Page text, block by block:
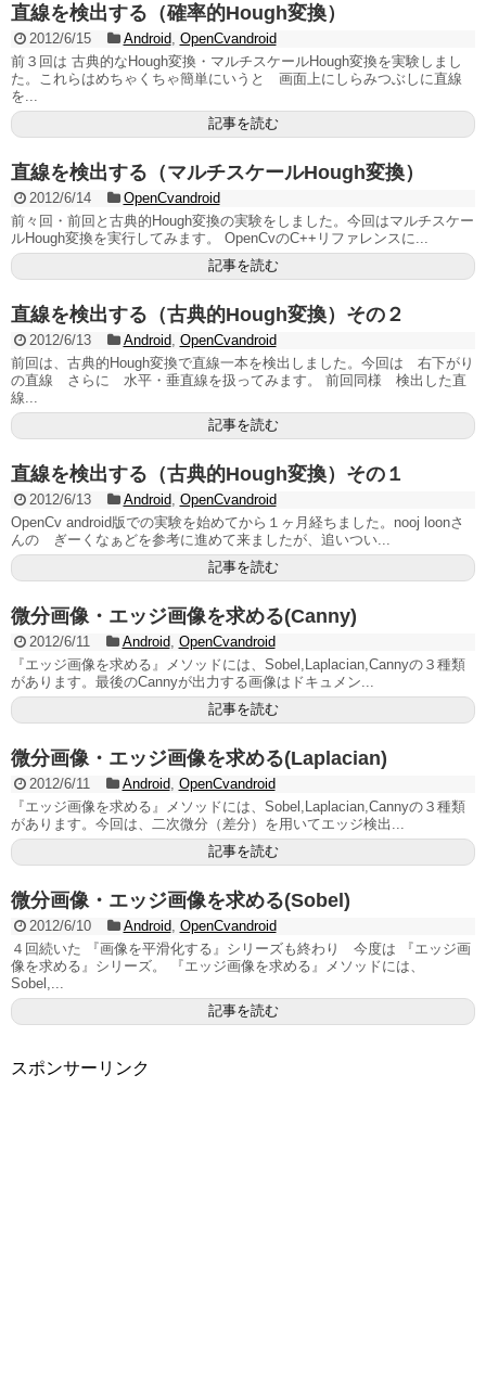
直線を検出する（確率的Hough変換）
2012/6/15 Android, OpenCvandroid
前３回は 古典的なHough変換・マルチスケールHough変換を実験しまし
た。これらはめちゃくちゃ簡単にいうと 画面上にしらみつぶしに直線
を...
記事を読む
直線を検出する（マルチスケールHough変換）
2012/6/14
OpenCvandroid
前々回・前回と古典的Hough変換の実験をしました。今回はマルチスケー
ルHough変換を実行してみます。 OpenCvのC++リファレンスに...
記事を読む
直線を検出する（古典的Hough変換）その２
2012/6/13 Android, OpenCvandroid
前回は、古典的Hough変換で直線一本を検出しました。今回は 右下がり
の直線 さらに 水平・垂直線を扱ってみます。 前回同様 検出した直
線...
記事を読む
直線を検出する（古典的Hough変換）その１
2012/6/13 Android, OpenCvandroid
OpenCv android版での実験を始めてから１ヶ月経ちました。nooj loonさ
んの ぎーくなぁどを参考に進めて来ましたが、追いつい...
記事を読む
微分画像・エッジ画像を求める(Canny)
2012/6/11 Android, OpenCvandroid
『エッジ画像を求める』メソッドには、Sobel,Laplacian,Cannyの３種類
があります。最後のCannyが出力する画像はドキュメン...
記事を読む
微分画像・エッジ画像を求める(Laplacian)
2012/6/11 Android, OpenCvandroid
『エッジ画像を求める』メソッドには、Sobel,Laplacian,Cannyの３種類
があります。今回は、二次微分（差分）を用いてエッジ検出...
記事を読む
微分画像・エッジ画像を求める(Sobel)
2012/6/10 Android, OpenCvandroid
４回続いた 『画像を平滑化する』シリーズも終わり 今度は 『エッジ画
像を求める』シリーズ。 『エッジ画像を求める』メソッドには、
Sobel,...
記事を読む
スポンサーリンク